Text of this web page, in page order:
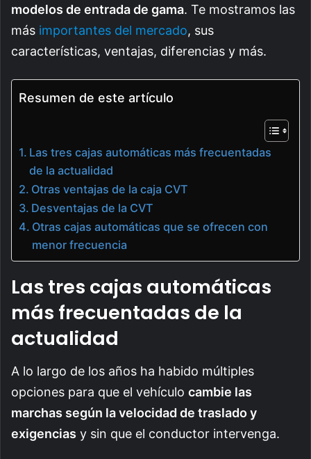
modelos de entrada de gama. Te mostramos las
más importantes del mercado, sus
características, ventajas, diferencias y más.
Resumen de este artículo
Las tres cajas automáticas más frecuentadas
de la actualidad
Otras ventajas de la caja CVT
Desventajas de la CVT
Otras cajas automáticas que se ofrecen con
menor frecuencia
Las tres cajas automáticas
más frecuentadas de la
actualidad
A lo largo de los años ha habido múltiples
opciones para que el vehículo cambie las
marchas según la velocidad de traslado y
exigencias y sin que el conductor intervenga.